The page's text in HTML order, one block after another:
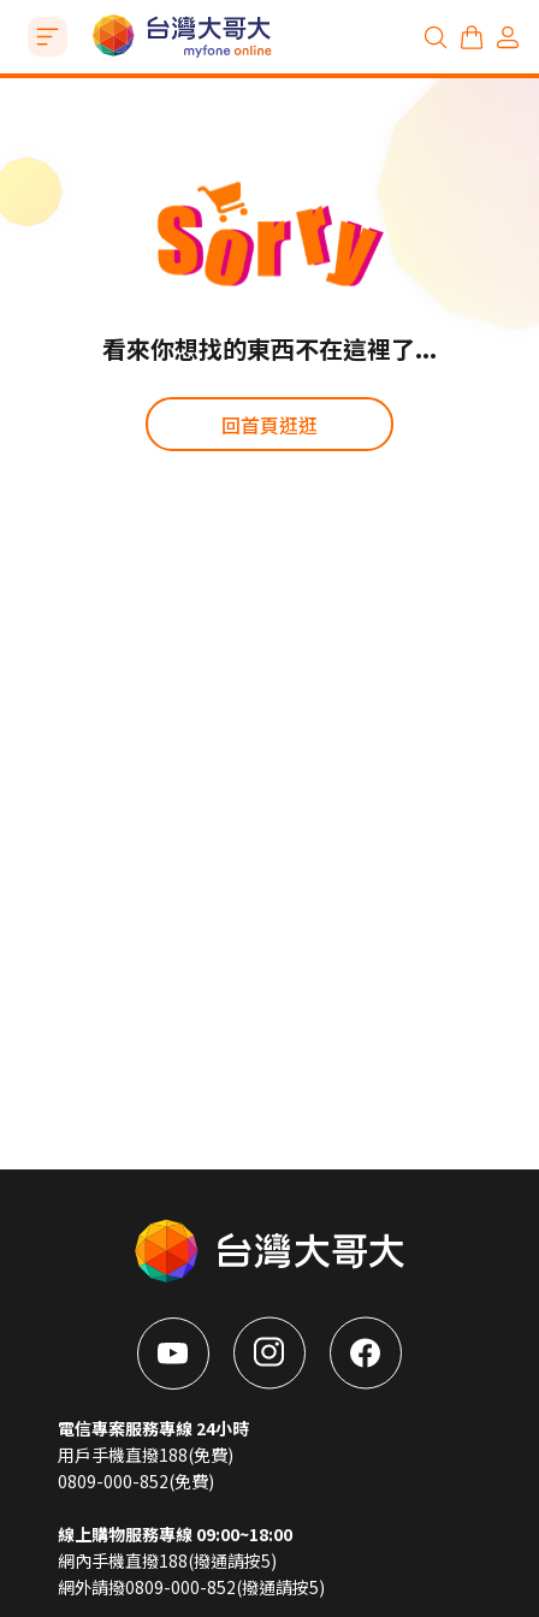
看來你想找的東西不在這裡了...
回首頁逛逛
電信專案服務專線 24小時
用戶手機直撥188(免費)
0809-000-852(免費)
線上購物服務專線 09:00~18:00
網內手機直撥188(撥通請按5)
網外請撥0809-000-852(撥通請按5)